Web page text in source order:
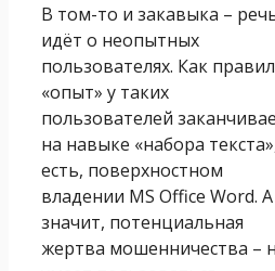
В том-то и закавыка –
идёт о неопытных
пользователях. Как
«опыт» у таких
пользователей
на навыке «набора
есть, поверхностном
владении MS Office Word. А
значит, потенциальная
жертва мошенничества –